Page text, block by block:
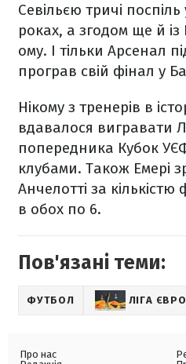
Севільєю тричі поспіль
роках, а згодом ще й із
ому. І тільки Арсенал
програв свій фінал у
Нікому з тренерів в
вдавалося вигравати
попередника Кубок
клубами. Також Емері
Анчелотті за кількістю
в обох по 6.
Пов'язані теми:
ФУТБОЛ ЛІГА
Про нас